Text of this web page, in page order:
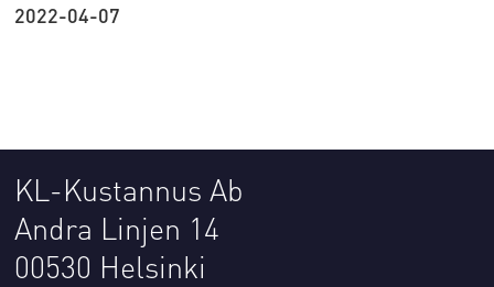
2022-04-07
KL-Kustannus Ab
Andra Linjen 14
00530 Helsinki